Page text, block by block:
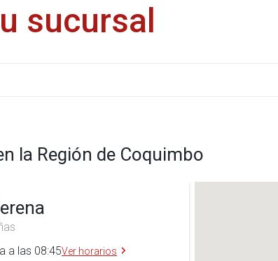
sucursal
la Región de Coquimbo
a las 08:45Ver horarios